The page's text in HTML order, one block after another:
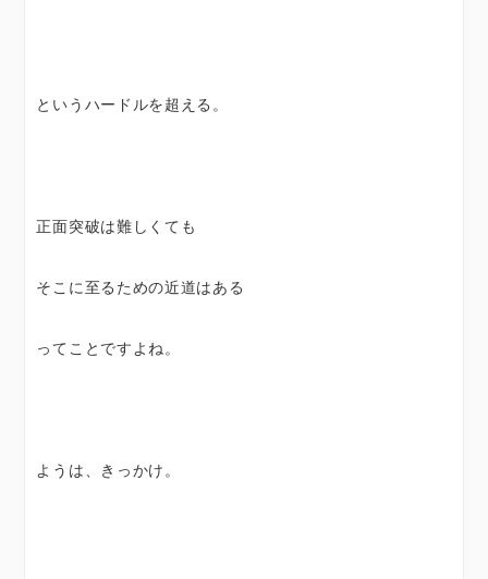
というハードルを超える。
正面突破は難しくても
そこに至るための近道はある
ってことですよね。
ようは、きっかけ。